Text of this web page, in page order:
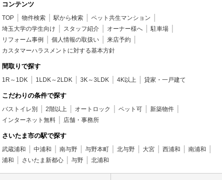
コンテンツ
TOP 物件検索 駅から検索
ペット共生マンション
埼玉大学の学生向け
スタッフ紹介 オーナー様へ
駐車場
リフォーム事例
個人情報の取扱い
来店予約
カスタマーハラスメントに対する基本方針
間取りで探す
1R～1DK 1LDK～2LDK 3K～3LDK 4K以上 貸家・一戸建て
こだわりの条件で探す
バストイレ別 2階以上 オートロック ペット可
新築物件
インターネット無料
店舗・事務所
さいたま市の駅で探す
武蔵浦和 中浦和 南与野 与野本町 北与野 大宮 西浦和
南浦和
浦和
さいたま新都心 与野 北浦和